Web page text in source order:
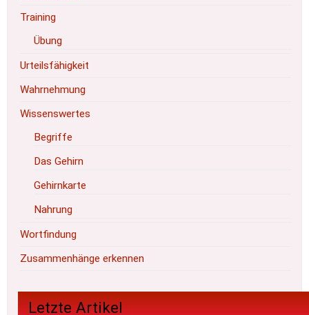
Training
Übung
Urteilsfähigkeit
Wahrnehmung
Wissenswertes
Begriffe
Das Gehirn
Gehirnkarte
Nahrung
Wortfindung
Zusammenhänge erkennen
Letzte Artikel